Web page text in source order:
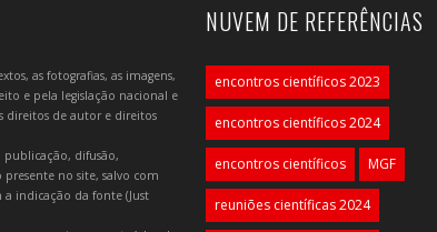
as fotografias, as imagens,
e pela legislação nacional e
direitos de autor e direitos
publicação, difusão,
no site, salvo com
indicação da fonte (Just
NUVEM DE REFERÊNCIAS
encontros científicos 2023
encontros científicos 2024
encontros científicos MGF
reuniões científicas 2024